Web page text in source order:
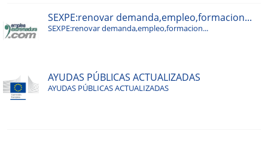
SEXPE:renovar demanda,empleo,formacion...
SEXPE:renovar demanda,empleo,formacion...
AYUDAS PÚBLICAS ACTUALIZADAS
AYUDAS PÚBLICAS ACTUALIZADAS